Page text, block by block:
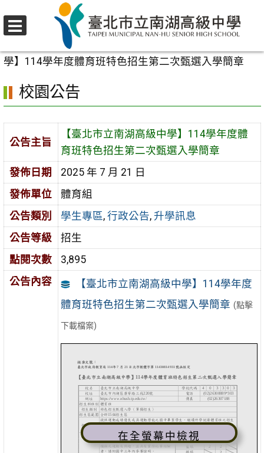
至
要
區
校園公告
學】114學年度體育班特色招生第二次甄選入學簡章
校園公告
公告主旨
【臺北市立南湖高級中學】114學年度體
育班特色招生第二次甄選入學簡章
發佈日期
2025 年 7 月 21 日
發佈單位
體育組
公告類別
學生專區, 行政公告, 升學訊息
公告等級
招生
點閱次數
3,895
公告內容
【臺北市立南湖高級中學】114學年度
體育班特色招生第二次甄選入學簡章 (點擊
下載檔案)
在全螢幕中檢視
選
單